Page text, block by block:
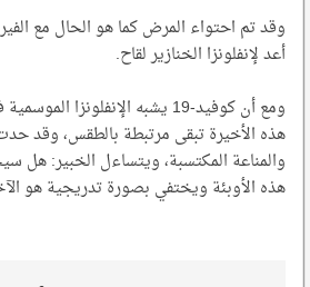
وقد تم احتواء المرض كما هو الحال مع
أعد لإنفلونزا الخنازير لقاح.
ومع أن كوفيد-19 يشبه الإنفلونزا
هذه الأخيرة تبقى مرتبطة بالطقس، وقد حدت
هذه الأوبئة ويختفي بصورة تدريجية هو